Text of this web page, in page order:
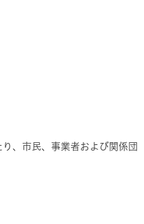
、市民、事業者および関係団